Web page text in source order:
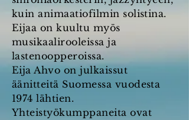
kuin animaatiofilmin solistina.
Eijaa on kuultu myös
musikaalirooleissa ja
lastenoopperoissa.
Eija Ahvo on julkaissut
äänitteitä Suomessa vuodesta
1974 lähtien.
Yhteistyökumppaneita ovat